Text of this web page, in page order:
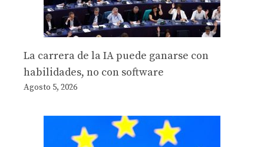
La carrera de la IA puede ganarse con
habilidades, no con software
Agosto 5, 2026